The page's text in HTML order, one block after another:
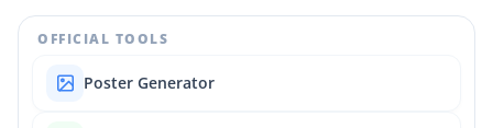
OFFICIAL TOOLS
Poster Generator